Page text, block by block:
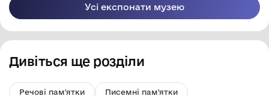
Усі експонати музею
Дивіться ще розділи
Речові пам'ятки Писемні пам'ятки